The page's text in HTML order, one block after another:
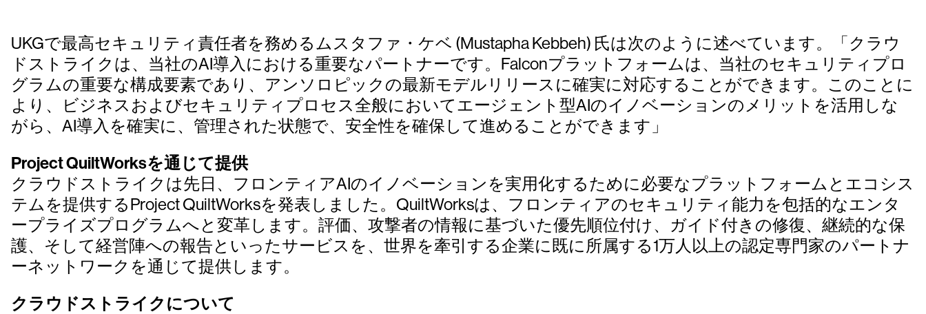
UKGで最高セキュリティ責任者を務めるムスタファ・ケベ (Mustapha Kebbeh) 氏は次のように述べています。「クラウ
ドストライクは、当社のAI導入における重要なパートナーです。Falconプラットフォームは、当社のセキュリティプロ
グラムの重要な構成要素であり、アンソロピックの最新モデルリリースに確実に対応することができます。このことに
より、ビジネスおよびセキュリティプロセス全般においてエージェント型AIのイノベーションのメリットを活用しな
がら、AI導入を確実に、管理された状態で、安全性を確保して進めることができます」
Project QuiltWorksを通じて提供
クラウドストライクは先日、フロンティアAIのイノベーションを実用化するために必要なプラットフォームとエコシス
テムを提供するProject QuiltWorksを発表しました。QuiltWorksは、フロンティアのセキュリティ能力を包括的なエンタ
ープライズプログラムへと変革します。評価、攻撃者の情報に基づいた優先順位付け、ガイド付きの修復、継続的な保
護、そして経営陣への報告といったサービスを、世界を牽引する企業に既に所属する1万人以上の認定専門家のパートナ
ーネットワークを通じて提供します。
クラウドストライクについて